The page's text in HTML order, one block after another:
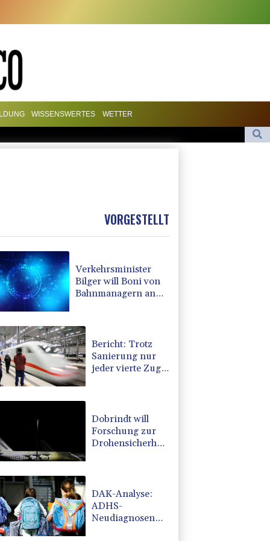
WISSENSWERTES WETTER
und Berlin pünktlich
VORGESTELLT
Verkehrsminister
Bilger will Boni von
Bahnmanagern an
Bericht: Trotz
Sanierung nur
jeder vierte Zug
Dobrindt will
Forschung zur
Drohensicherheit
DAK-Analyse:
ADHS-
Neudiagnosen